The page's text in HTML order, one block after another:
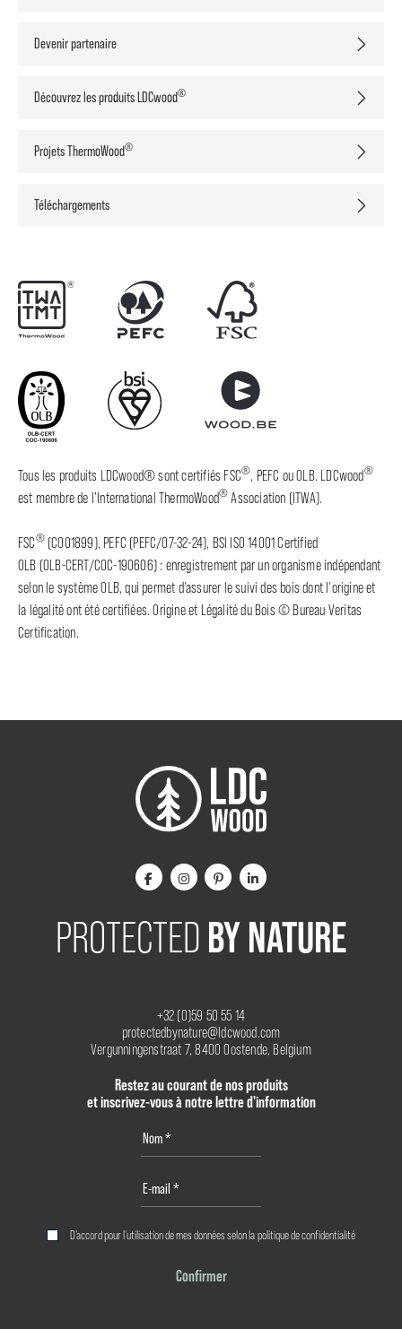
Devenir partenaire
Découvrez les produits LDCwood®
Projets ThermoWood®
Téléchargements
Tous les produits LDCwood® sont certifiés FSC®, PEFC ou OLB. LDCwood®
est membre de l’International ThermoWood® Association (ITWA).
FSC®(C001899), PEFC (PEFC/07-32-24), BSI ISO 14001 Certified
OLB (OLB-CERT/COC-190606) : enregistrement par un organisme indépendant
selon le système OLB, qui permet d'assurer le suivi des bois dont l'origine et
la légalité ont été certifiées. Origine et Légalité du Bois © Bureau Veritas
Certification.
PROTECTED BY NATURE
+32 (0)59 50 55 14
protectedbynature@ldcwood.com
Vergunningenstraat 7, 8400 Oostende, Belgium
Restez au courant de nos produits
et inscrivez-vous à notre lettre d'information
D'accord pour l'utilisation de mes données selon lapolitique de confidentialité
Confirmer